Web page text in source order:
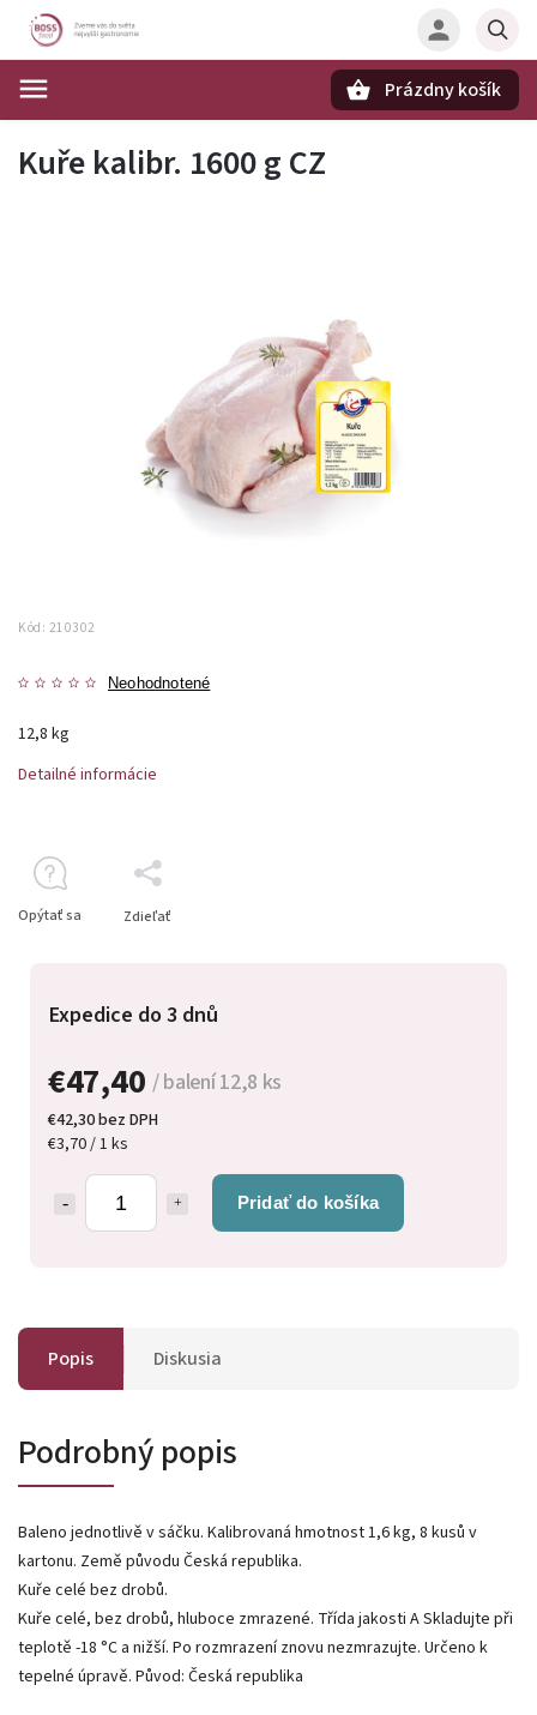
Prázdny košík
Kuře kalibr. 1600 g CZ
Kód: 210302
Neohodnotené
€47,40 / balení 12,8 ks
€42,30 bez DPH
€3,70 / 1 ks
Pridať do košíka
Expedice do 3 dnů
12,8 kg
Detailné informácie
Opýtať sa Zdieľať
Popis Diskusia
Podrobný popis
Baleno jednotlivě v sáčku. Kalibrovaná hmotnost 1,6 kg, 8 kusů v
kartonu. Země původu Česká republika.
Kuře celé bez drobů.
Kuře celé, bez drobů, hluboce zmrazené. Třída jakosti A Skladujte při
teplotě -18 °C a nižší. Po rozmrazení znovu nezmrazujte. Určeno k
tepelné úpravě. Původ: Česká republika